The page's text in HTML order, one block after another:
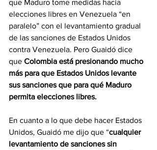
que Maduro tome medidas hacia
elecciones libres en Venezuela “en
paralelo” con el levantamiento gradual
de las sanciones de Estados Unidos
contra Venezuela. Pero Guaidó dice
que Colombia está presionando mucho
más para que Estados Unidos levante
sus sanciones que para qué Maduro
permita elecciones libres.
En cuanto a lo que debe hacer Estados
Unidos, Guaidó me dijo que “cualquier
levantamiento de sanciones sin